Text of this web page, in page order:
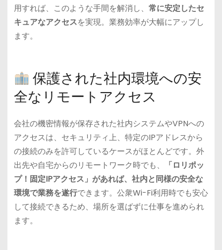
用すれば、このような手間を解消し、 常に安定したセ
キュアなアクセスを実現。業務効率が大幅にアップし
ます。
保護された社内環境への安
全なリモートアクセス
会社の機密情報が保存された社内システムやVPNへの
アクセスは、セキュリティ上、特定のIPアドレスから
の接続のみを許可しているケースがほとんどです。外
出先や自宅からのリモートワーク時でも、
「ロリポッ
プ！固定IPアクセス」があれば、社内と同様の安全な
環境で業務を遂行できます。公衆Wi-Fi利用時でも安心
して接続できるため、場所を選ばずに仕事を進められ
ます。